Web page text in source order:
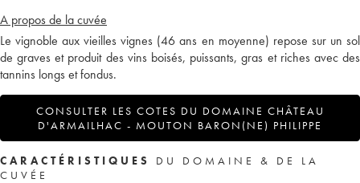
A propos de la cuvée
Le vignoble aux vieilles vignes (46 ans en moyenne) repose sur un sol
de graves et produit des vins boisés, puissants, gras et riches avec des
tannins longs et fondus.
CONSULTER LES COTES DU DOMAINE CHÂTEAU
D'ARMAILHAC - MOUTON BARON(NE) PHILIPPE
CARACTÉRISTIQUES
DU DOMAINE & DE LA
CUVÉE